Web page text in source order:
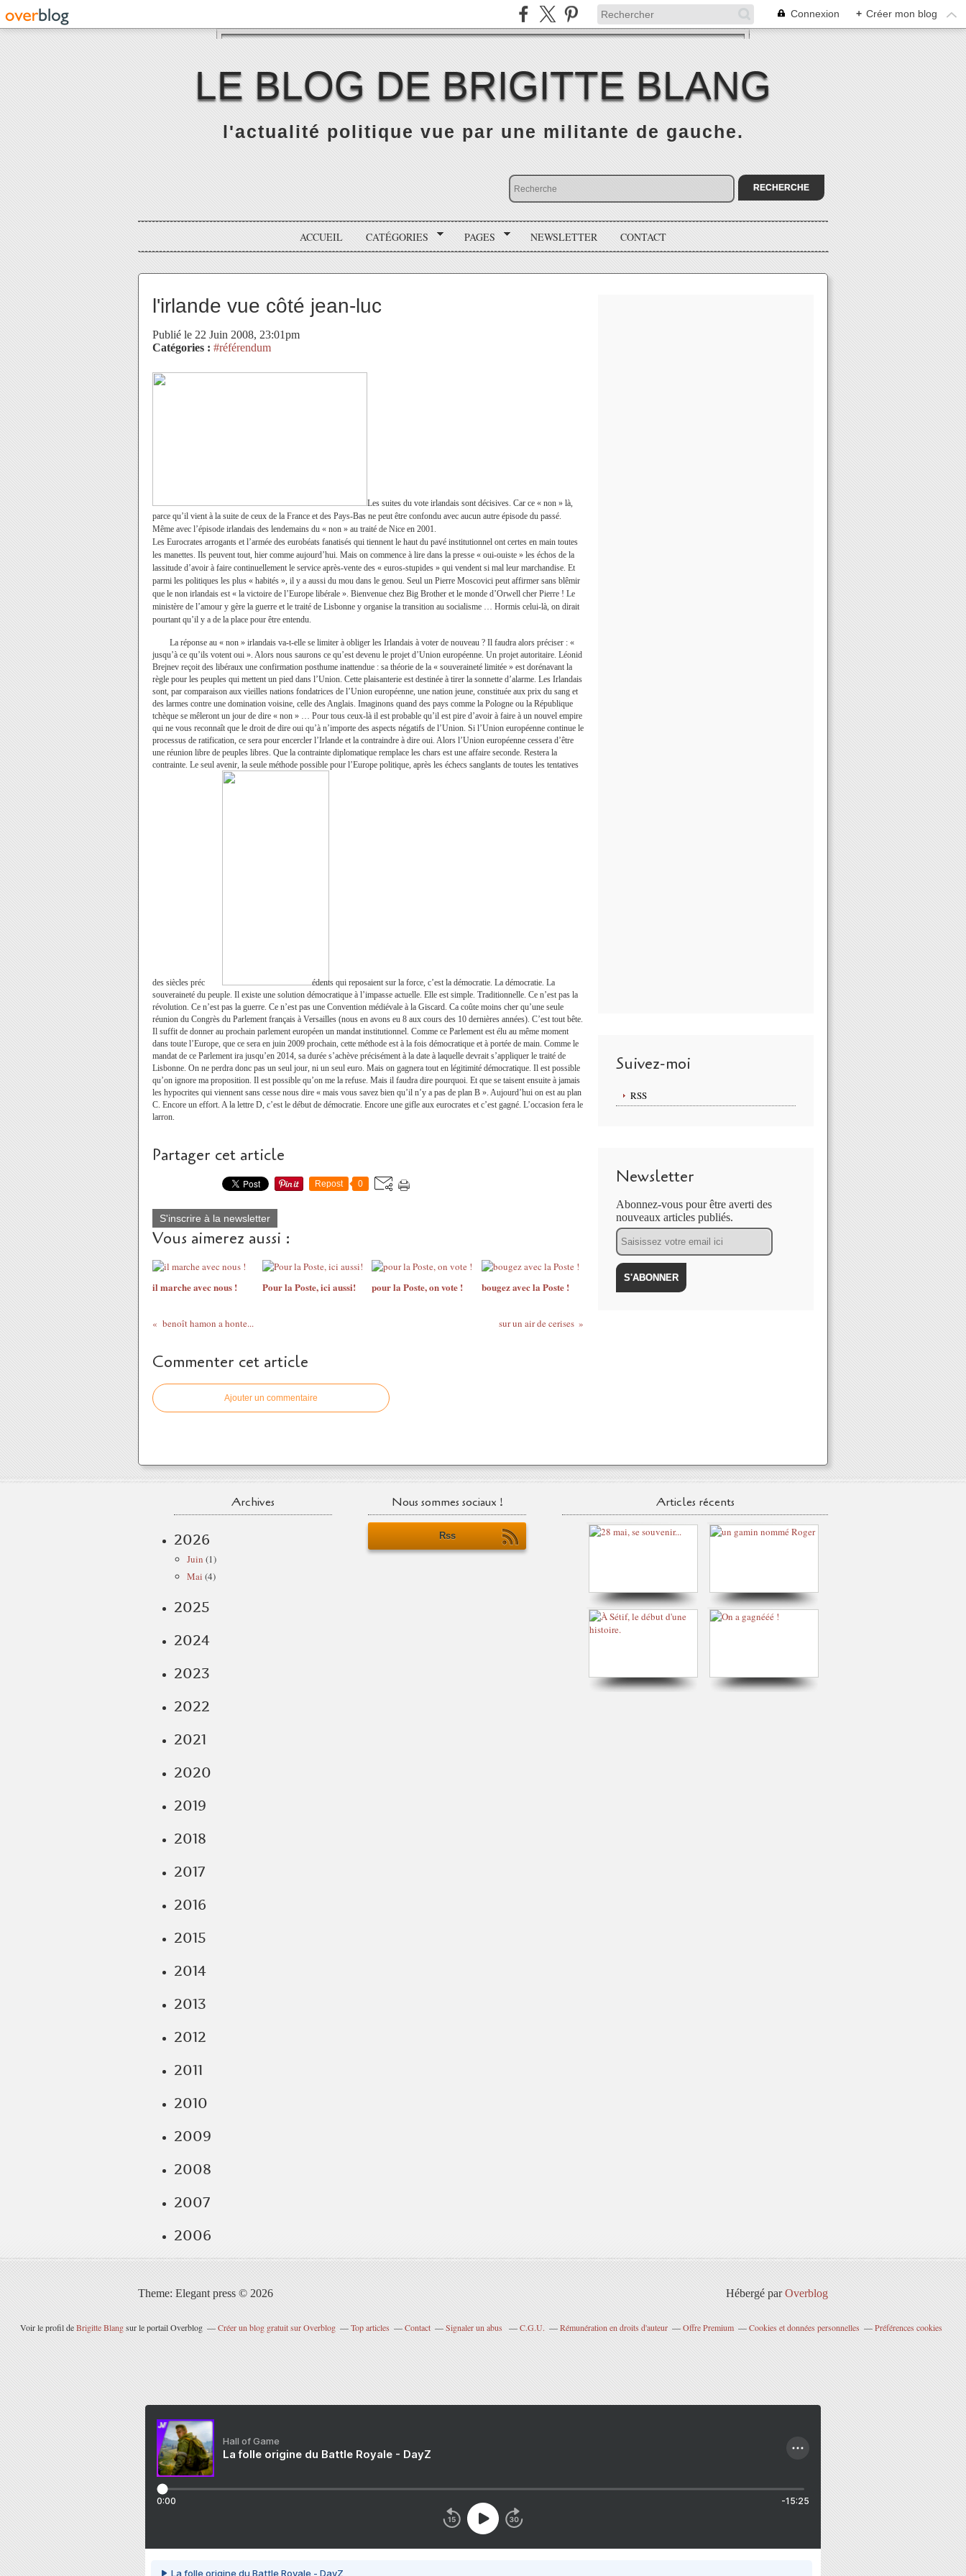
Connexion + Créer mon blog
LE BLOG DE BRIGITTE BLANG
l'actualité politique vue par une militante de gauche.
ACCUEIL CATÉGORIES PAGES NEWSLETTER CONTACT
l'irlande vue côté jean-luc
Publié le 22 Juin 2008, 23:01pm
Catégories : #référendum
Les suites du vote irlandais sont décisives. Car ce « non » là,
parce qu’il vient à la suite de ceux de la France et des Pays-Bas ne peut être confondu avec aucun autre épisode du passé.
Même avec l’épisode irlandais des lendemains du « non » au traité de Nice en 2001.
Les Eurocrates arrogants et l’armée des eurobéats fanatisés qui tiennent le haut du pavé institutionnel ont certes en main toutes
les manettes. Ils peuvent tout, hier comme aujourd’hui. Mais on commence à lire dans la presse « oui-ouiste » les échos de la
lassitude d’avoir à faire continuellement le service après-vente des « euros-stupides » qui vendent si mal leur marchandise. Et
parmi les politiques les plus « habités », il y a aussi du mou dans le genou. Seul un Pierre Moscovici peut affirmer sans blêmir
que le non irlandais est « la victoire de l’Europe libérale ». Bienvenue chez Big Brother et le monde d’Orwell cher Pierre ! Le
ministère de l’amour y gère la guerre et le traité de Lisbonne y organise la transition au socialisme … Hormis celui-là, on dirait
pourtant qu’il y a de la place pour être entendu.
La réponse au « non » irlandais va-t-elle se limiter à obliger les Irlandais à voter de nouveau ? Il faudra alors préciser : «
jusqu’à ce qu’ils votent oui ». Alors nous saurons ce qu’est devenu le projet d’Union européenne. Un projet autoritaire. Léonid
Brejnev reçoit des libéraux une confirmation posthume inattendue : sa théorie de la « souveraineté limitée » est dorénavant la
règle pour les peuples qui mettent un pied dans l’Union. Cette plaisanterie est destinée à tirer la sonnette d’alarme. Les Irlandais
sont, par comparaison aux vieilles nations fondatrices de l’Union européenne, une nation jeune, constituée aux prix du sang et
des larmes contre une domination voisine, celle des Anglais. Imaginons quand des pays comme la Pologne ou la République
tchèque se mêleront un jour de dire « non » … Pour tous ceux-là il est probable qu’il est pire d’avoir à faire à un nouvel empire
qui ne vous reconnaît que le droit de dire oui qu’à n’importe des aspects négatifs de l’Union. Si l’Union européenne continue le
processus de ratification, ce sera pour encercler l’Irlande et la contraindre à dire oui. Alors l’Union européenne cessera d’être
une réunion libre de peuples libres. Que la contrainte diplomatique remplace les chars est une affaire seconde. Restera la
contrainte. Le seul avenir, la seule méthode possible pour l’Europe politique, après les échecs sanglants de toutes les tentatives
des siècles préc
édents qui reposaient sur la force, c’est la démocratie. La démocratie. La
souveraineté du peuple. Il existe une solution démocratique à l’impasse actuelle. Elle est simple. Traditionnelle. Ce n’est pas la
révolution. Ce n’est pas la guerre. Ce n’est pas une Convention médiévale à la Giscard. Ca coûte moins cher qu’une seule
réunion du Congrès du Parlement français à Versailles (nous en avons eu 8 aux cours des 10 dernières années). C’est tout bête.
Il suffit de donner au prochain parlement européen un mandat institutionnel. Comme ce Parlement est élu au même moment
dans toute l’Europe, que ce sera en juin 2009 prochain, cette méthode est à la fois démocratique et à portée de main. Comme le
mandat de ce Parlement ira jusqu’en 2014, sa durée s’achève précisément à la date à laquelle devrait s’appliquer le traité de
Lisbonne. On ne perdra donc pas un seul jour, ni un seul euro. Mais on gagnera tout en légitimité démocratique. Il est possible
qu’on ignore ma proposition. Il est possible qu’on me la refuse. Mais il faudra dire pourquoi. Et que se taisent ensuite à jamais
les hypocrites qui viennent sans cesse nous dire « mais vous savez bien qu’il n’y a pas de plan B ». Aujourd’hui on est au plan
C. Encore un effort. A la lettre D, c’est le début de démocratie. Encore une gifle aux eurocrates et c’est gagné. L’occasion fera le
larron.
Partager cet article
Repost 0
S'inscrire à la newsletter
Vous aimerez aussi :
il marche avec nous ! Pour la Poste, ici aussi! pour la Poste, on vote ! bougez avec la Poste !
benoît hamon a honte... sur un air de cerises
Commenter cet article
Ajouter un commentaire
Suivez-moi
RSS
Newsletter
Abonnez-vous pour être averti des
nouveaux articles publiés.
Email
Archives
2026
Juin (1)
Mai (4)
2025
2024
2023
2022
2021
2020
2019
2018
2017
2016
2015
2014
2013
2012
2011
2010
2009
2008
2007
2006
Nous sommes sociaux !
Rss
Articles récents
Theme: Elegant press © 2026 Hébergé parOverblog
Voir le profil deBrigitte Blangsur le portail Overblog Créer un blog gratuit sur Overblog Top articles Contact Signaler un abus C.G.U. Rémunération en droits d'auteur Offre Premium Cookies et données personnelles Préférences cookies
Hall of Game
La folle origine du Battle Royale - DayZ
0:00 -15:25
La folle origine du Battle Royale - DayZ